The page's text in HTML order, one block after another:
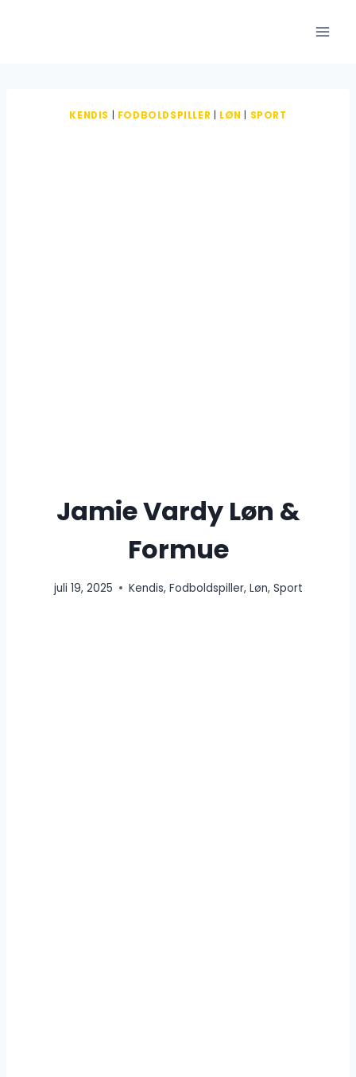
KENDIS FODBOLDSPILLER LØN SPORT
Jamie Vardy Løn &
Formue
juli 19, 2025 Kendis, Fodboldspiller, Løn, Sport